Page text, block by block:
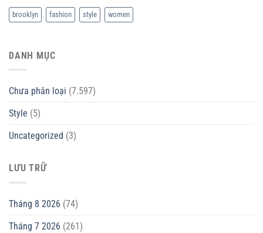
brooklyn fashion style women
DANH MỤC
Chưa phân loại (7.597)
Style (5)
Uncategorized (3)
LƯU TRỮ
Tháng 8 2026 (74)
Tháng 7 2026 (261)